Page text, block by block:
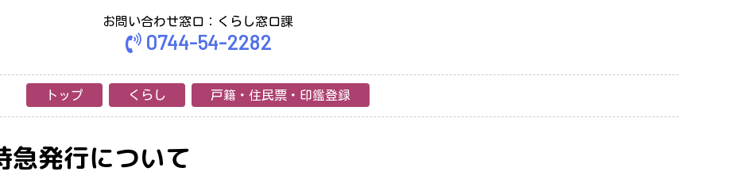
お問い合わせ窓口：くらし窓口課
0744-54-2282
トップ くらし 戸籍・住民票・印鑑登録
急発行について